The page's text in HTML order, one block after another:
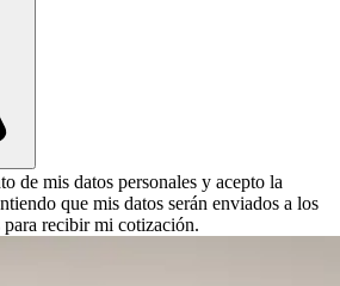
de mis datos personales y acepto la
que mis datos serán enviados a los
recibir mi cotización.